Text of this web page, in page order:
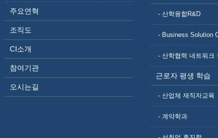
주요연혁
조직도
CI소개
참여기관
오시는길
- 산학융합R&D
- Business Solution
- 산학협력 네트워크
근로자 평생 학습
- 산업체 재직자교육
- 계약학과
R&D연계 현장맞춤형 교육
Business Lab
산학융합R&D
Business Solution Center
산학협력 네트워크 구축 및 운영